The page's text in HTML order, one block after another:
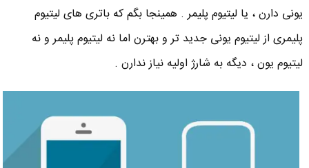
یونی دارن ، یا لیتیوم پلیمر . همینجا بگم که باتری های لیتیوم
پلیمری از لیتیوم یونی جدید تر و بهترن اما نه لیتیوم پلیمر و نه
لیتیوم یون ، دیگه به شارژ اولیه نیاز ندارن .